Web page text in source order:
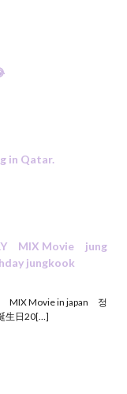
in Qatar.
MIX Movie jung
jungkook
MIX Movie in japan 정
生日20[…]